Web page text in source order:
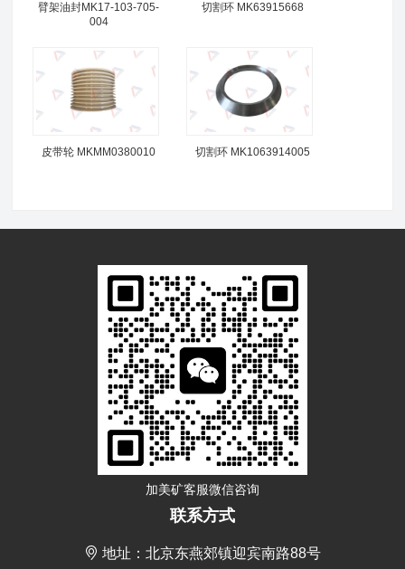
臂架油封MK17-103-705-
004
切割环 MK63915668
皮带轮 MKMM0380010 切割环 MK1063914005
联系方式
地址：北京东燕郊镇迎宾南路88号
加美矿客服微信咨询